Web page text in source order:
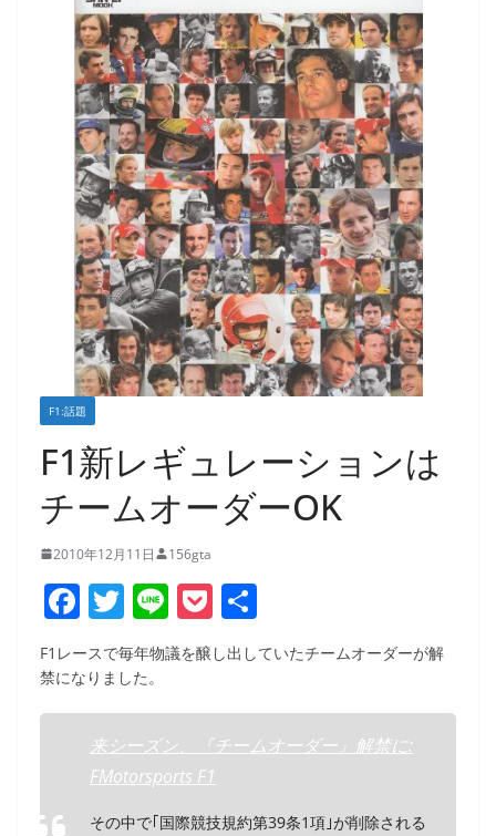
F1:話題
F1新レギュレーションは
チームオーダーOK
2010年12月11日 156gta
F
a
c
e
b
o
o
T
w
itt
er
Li
n
e
P
o
ck
et
有
F1レースで毎年物議を醸し出していたチームオーダーが解
禁になりました。
来シーズン、『チームオーダー』解禁に:
FMotorsports F1
その中で｢国際競技規約第39条1項｣が削除される